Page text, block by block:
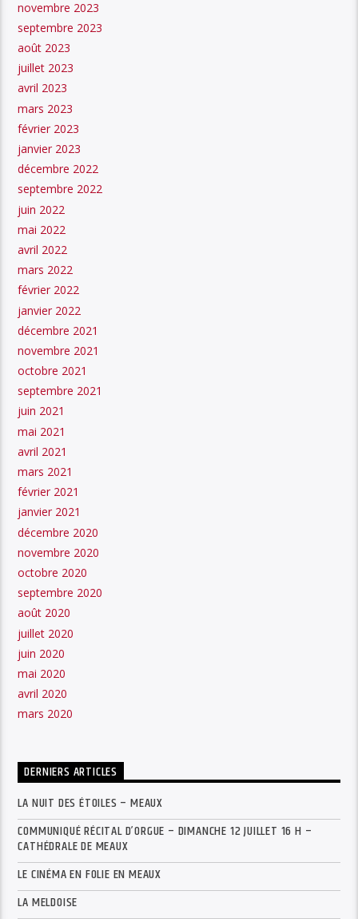
novembre 2023
septembre 2023
août 2023
juillet 2023
avril 2023
mars 2023
février 2023
janvier 2023
décembre 2022
septembre 2022
juin 2022
mai 2022
avril 2022
mars 2022
février 2022
janvier 2022
décembre 2021
novembre 2021
octobre 2021
septembre 2021
juin 2021
mai 2021
avril 2021
mars 2021
février 2021
janvier 2021
décembre 2020
novembre 2020
octobre 2020
septembre 2020
août 2020
juillet 2020
juin 2020
mai 2020
avril 2020
mars 2020
DERNIERS ARTICLES
LA NUIT DES ÉTOILES – MEAUX
COMMUNIQUÉ RÉCITAL D’ORGUE – DIMANCHE 12 JUILLET 16 H –
CATHÉDRALE DE MEAUX
LE CINÉMA EN FOLIE EN MEAUX
LA MELDOISE